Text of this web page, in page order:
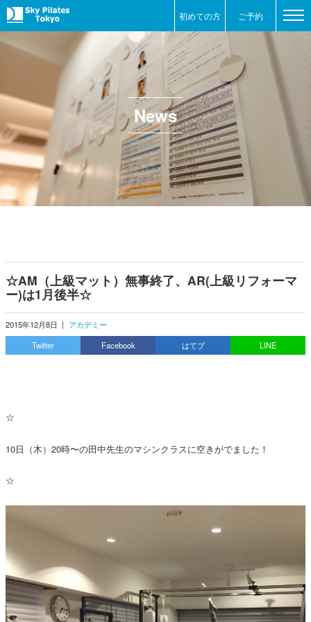
初めての方 ご予約
News
☆AM（上級マット）無事終了、AR(上級リフォーマ
ー)は1月後半☆
2015年12月8日 | アカデミー
Twitter
Facebook はてブ LINE
☆
10日（木）20時〜の田中先生のマシンクラスに空きがでました！
☆